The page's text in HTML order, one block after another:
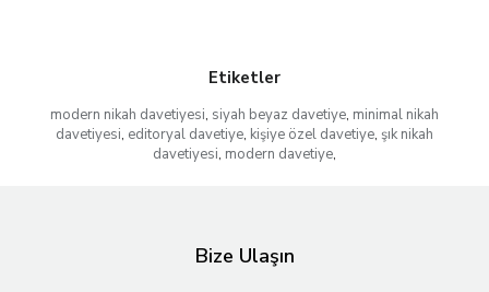
Etiketler
modern nikah davetiyesi, siyah beyaz davetiye, minimal nikah
davetiyesi, editoryal davetiye, kişiye özel davetiye, şık nikah
davetiyesi, modern davetiye,
Bize Ulaşın